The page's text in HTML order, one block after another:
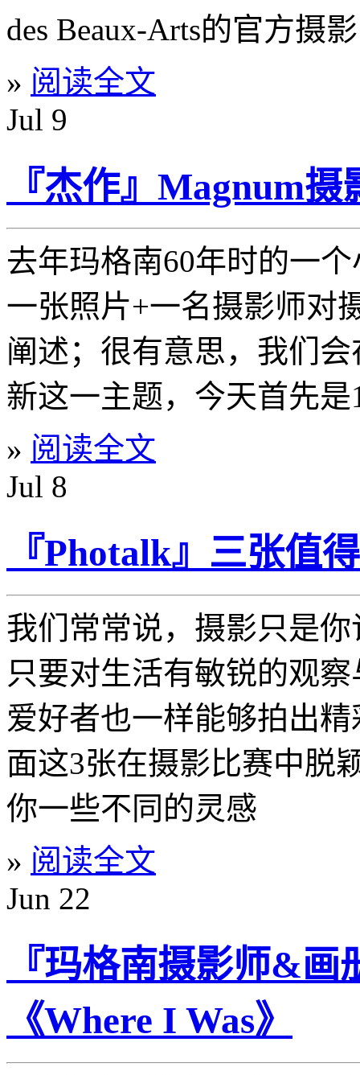
des Beaux-Arts的官方摄
» 阅读全文
Jul 9
『杰作』Magnum
去年玛格南60年时的一
一张照片+一名摄影师对
阐述；很有意思，我们
新这一主题，今天首先
» 阅读全文
Jul 8
『Photalk』三张值
我们常常说，摄影只是
只要对生活有敏锐的观
爱好者也一样能够拍出
面这3张在摄影比赛中脱
你一些不同的灵感
» 阅读全文
Jun 22
『玛格南摄影师&
《Where I Was》